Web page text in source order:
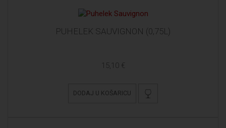
PUHELEK SAUVIGNON (0,75L)
15,10 €
DODAJ U KOŠARICU